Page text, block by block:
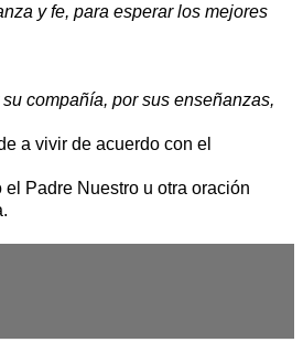
y fe, para esperar los mejores
compañía, por sus enseñanzas,
a vivir de acuerdo con el
Padre Nuestro u otra oración